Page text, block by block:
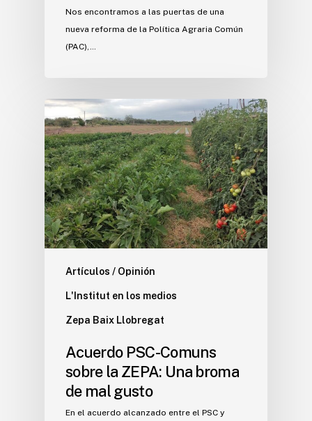
Nos encontramos a las puertas de una
nueva reforma de la Política Agraria Común
(PAC),…
Artículos / Opinión
L'Institut en los medios
Zepa Baix Llobregat
Acuerdo PSC-Comuns
sobre la ZEPA: Una broma
de mal gusto
En el acuerdo alcanzado entre el PSC y